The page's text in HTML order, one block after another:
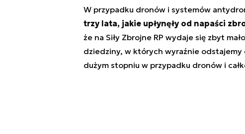
W przypadku dronów i systemów
trzy lata, jakie upłynęły od napaści
że na Siły Zbrojne RP wydaje się zbyt
dziedziny, w których wyraźnie
dużym stopniu w przypadku dronów i